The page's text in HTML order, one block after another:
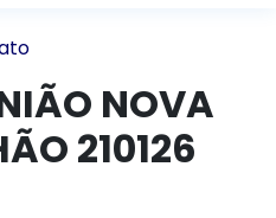
NOVA
210126